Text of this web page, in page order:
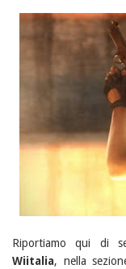
Riportiamo qui di
Wiitalia, nella